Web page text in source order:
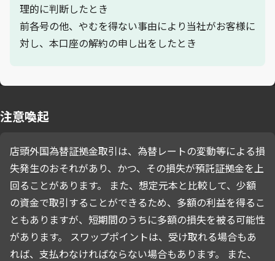
理的に判断したとき
前各号の他、やむを得ない事由により当社がお客様に
対し、本口座の解約の申し出をしたとき
注意喚起
店頭外国為替証拠金取引は、為替レートの変動等による損
失発生のおそれがあり、かつ、その損失が預託証拠金を上
回ることがあります。 また、想定元本と比較して、少額
の資金で取引することができるため、多額の利益を得るこ
ともありますが、短期間のうちに多額の損失を被る可能性
があります。 スワップポイントは、受け取れる場合もあ
れば、支払わなければならない場合もあります。 また、